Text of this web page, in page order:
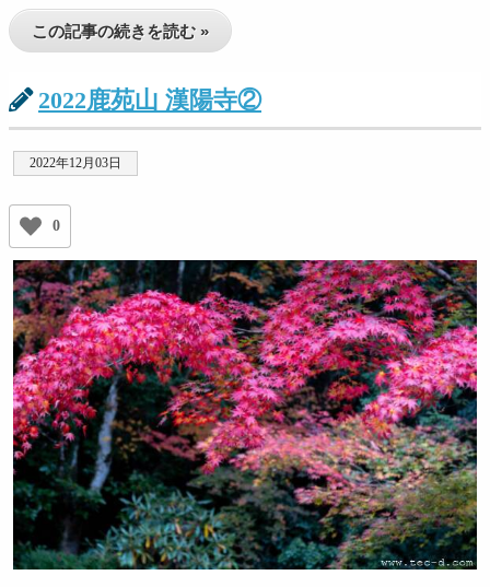
この記事の続きを読む »
2022鹿苑山 漢陽寺②
2022年12月03日
0